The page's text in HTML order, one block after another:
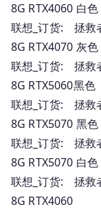
8G RTX4060 白
联想_订货: 拯救
8G RTX4070 灰
联想_订货: 拯救
8G RTX5060黑
联想_订货: 拯救
8G RTX5070 黑
联想_订货: 拯救
8G RTX5070
联想_订货: 拯救
8G RTX4060